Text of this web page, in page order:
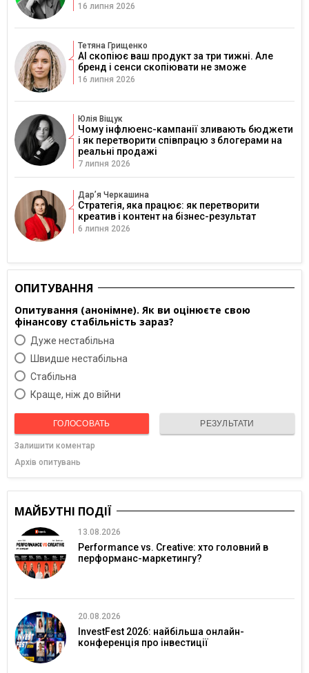
16 липня 2026
Тетяна Грищенко
AI скопіює ваш продукт за три тижні. Але
бренд і сенси скопіювати не зможе
16 липня 2026
Юлія Віщук
Чому інфлюенс-кампанії зливають бюджети
і як перетворити співпрацю з блогерами на
реальні продажі
7 липня 2026
Дарʼя Черкашина
Стратегія, яка працює: як перетворити
креатив і контент на бізнес-результат
6 липня 2026
ОПИТУВАННЯ
Опитування (анонімне). Як ви оцінюєте свою
фінансову стабільність зараз?
Дуже нестабільна
Швидше нестабільна
Cтабільна
Краще, ніж до війни
ГОЛОСОВАТЬ РЕЗУЛЬТАТИ
Залишити коментар
Архів опитувань
МАЙБУТНІ ПОДІЇ
13.08.2026
Performance vs. Creative: хто головний в
перформанс-маркетингу?
20.08.2026
InvestFest 2026: найбільша онлайн-
конференція про інвестиції